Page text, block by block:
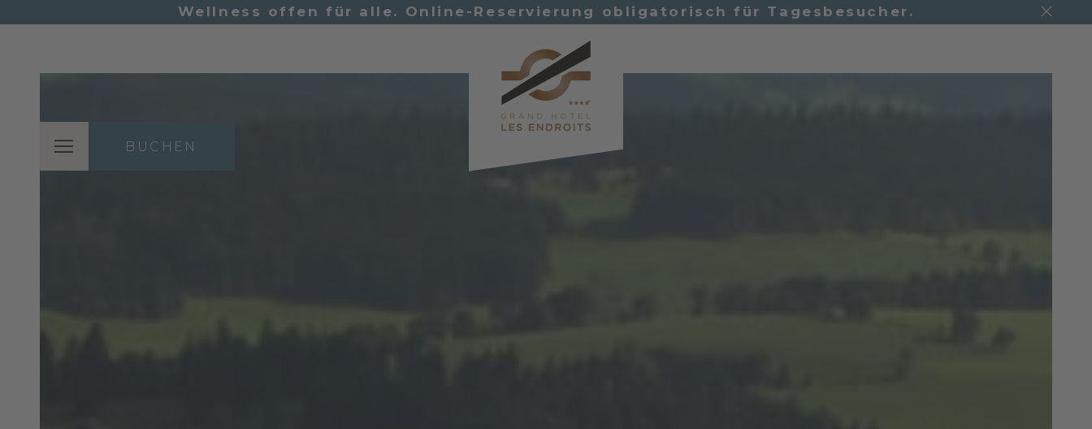
Wellness offen für alle. Online-Reservierung obligatorisch für Tagesbesucher.
BUCHEN